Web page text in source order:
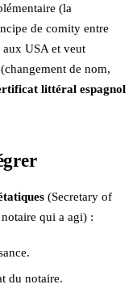
(la
de comity entre
USA et veut
de nom,
littéral espagnol
(Secretary of
qui a agi) :
du notaire.